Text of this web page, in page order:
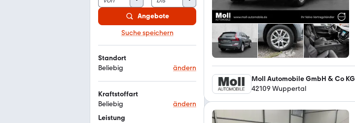
Angebote
Suche speichern
Standort
Beliebig
ändern
Kraftstoffart
Beliebig
ändern
Leistung
Moll Automobile GmbH & Co KG
42109 Wuppertal